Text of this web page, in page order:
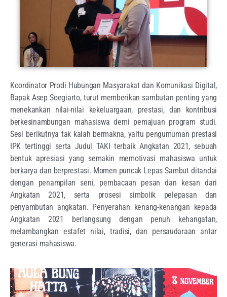
Koordinator Prodi Hubungan Masyarakat dan Komunikasi Digital,
Bapak Asep Soegiarto, turut memberikan sambutan penting yang
menekankan nilai-nilai kekeluargaan, prestasi, dan kontribusi
berkesinambungan mahasiswa demi pemajuan program studi.
Sesi berikutnya tak kalah bermakna, yaitu pengumuman prestasi
IPK tertinggi serta Judul TAKI terbaik Angkatan 2021, sebuah
bentuk apresiasi yang semakin memotivasi mahasiswa untuk
berkarya dan berprestasi. Momen puncak Lepas Sambut ditandai
dengan penampilan seni, pembacaan pesan dan kesan dari
Angkatan 2021, serta prosesi simbolik pelepasan dan
penyambutan angkatan. Penyerahan kenang-kenangan kepada
Angkatan 2021 berlangsung dengan penuh kehangatan,
melambangkan estafet nilai, tradisi, dan persaudaraan antar
generasi mahasiswa.